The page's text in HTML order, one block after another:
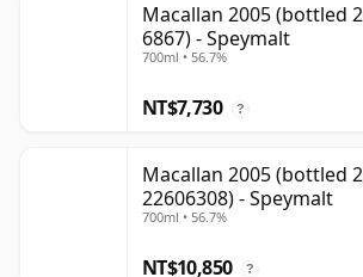
Macallan 2005 (bottled
6867) - Speymalt
700ml • 56.7%
NT$7,730 ?
Macallan 2005 (bottled
22606308) - Speymalt
700ml • 56.7%
NT$10,850 ?